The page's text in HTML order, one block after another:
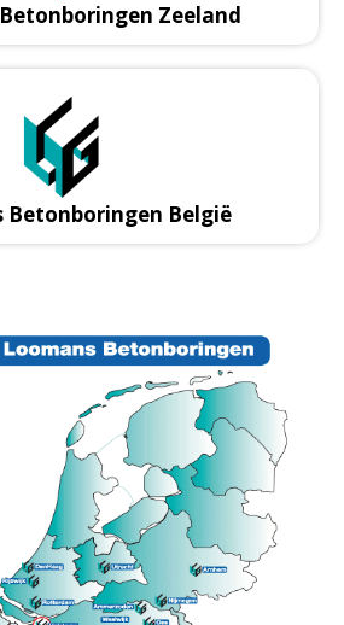
Zeeland
Betonboringen België